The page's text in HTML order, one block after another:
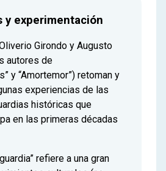
y experimentación
Girondo y Augusto
autores de
y “Amortemor”) retoman y
experiencias de las
históricas que
en las primeras décadas
refiere a una gran